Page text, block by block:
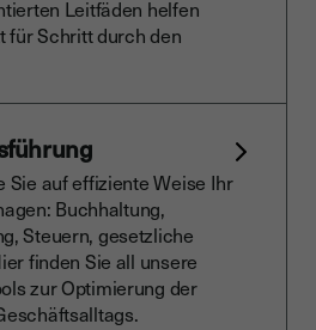
Leitfäden helfen
für Schritt durch den
Sie auf effiziente Weise Ihr
Buchhaltung,
Steuern, gesetzliche
finden Sie all unsere
zur Optimierung der